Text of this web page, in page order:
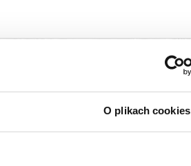
O plikach cookies